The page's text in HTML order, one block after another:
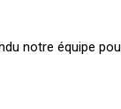
notre équipe